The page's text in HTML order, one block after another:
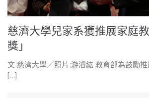
慈濟大學兒家系獲推展家庭
獎」
文:慈濟大學／照片:游濬紘 教育部為鼓勵
[…]